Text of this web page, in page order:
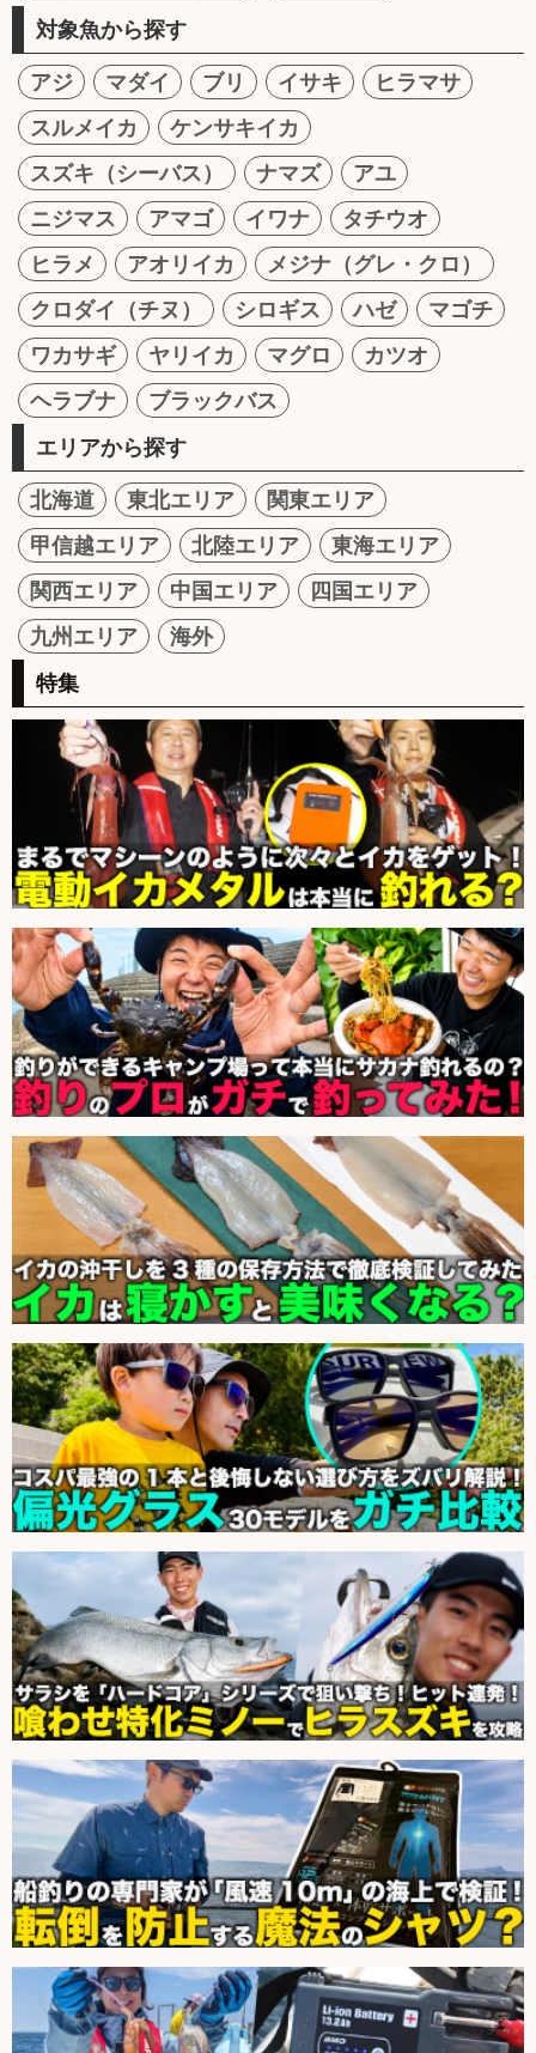
対象魚から探す
アジ マダイ ブリ イサキ
ヒラマサ
スルメイカ
ケンサキイカ
スズキ（シーバス）
ナマズ
アユ
ニジマス
アマゴ イワナ
タチウオ
ヒラメ
アオリイカ
メジナ（グレ・クロ）
クロダイ（チヌ）
シロギス ハゼ
マゴチ
ワカサギ
ヤリイカ マグロ
カツオ
ヘラブナ
ブラックバス
エリアから探す
北海道 東北エリア
関東エリア
甲信越エリア
北陸エリア
東海エリア
関西エリア
中国エリア
四国エリア
九州エリア
海外
特集